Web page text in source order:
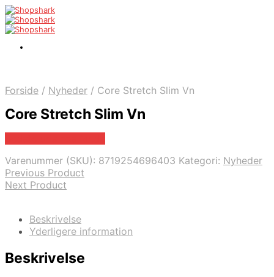
Forside / Nyheder / Core Stretch Slim Vn
Core Stretch Slim Vn
Varenummer (SKU): 8719254696403 Kategori: Nyheder
Previous Product
Next Product
Beskrivelse
Yderligere information
Beskrivelse